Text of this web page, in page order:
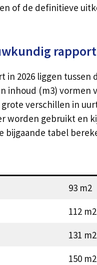
of de definitieve
rapport
in 2026 liggen
inhoud (m3) vormen
verschillen in
gebruikt en
bijgaande tabel
93 m2
112 m2
131 m2
150 m2